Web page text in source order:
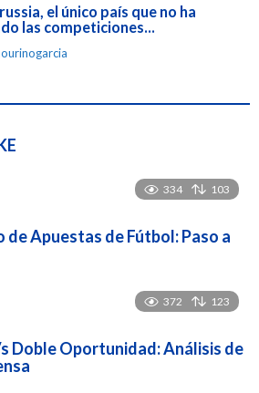
el único país que no ha
las competiciones...
334 103
Apuestas de Fútbol: Paso a
372 123
Doble Oportunidad: Análisis de